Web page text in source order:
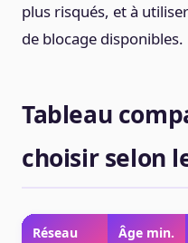
plus risqués, et à
de blocage disponibles.
Tableau
choisir selon
Réseau Âge min.